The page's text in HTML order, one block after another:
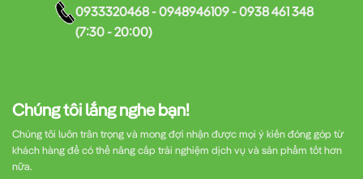
Chúng tôi lắng nghe bạn!
Chúng tôi luôn trân trọng và mong đợi nhận được mọi ý kiến đóng góp từ
khách hàng để có thể nâng cấp trải nghiệm dịch vụ và sản phẩm tốt hơn
nữa.
0933320468 - 0948946109 - 0938 461 348
(7:30 - 20:00)